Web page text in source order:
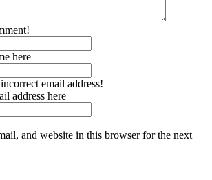
here
email address!
address here
and website in this browser for the next